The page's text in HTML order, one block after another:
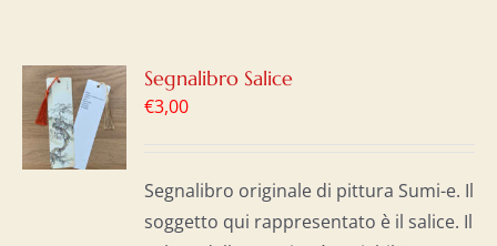
Segnalibro Salice
€3,00
Segnalibro originale di pittura Sumi-e. Il
soggetto qui rappresentato è il salice. Il